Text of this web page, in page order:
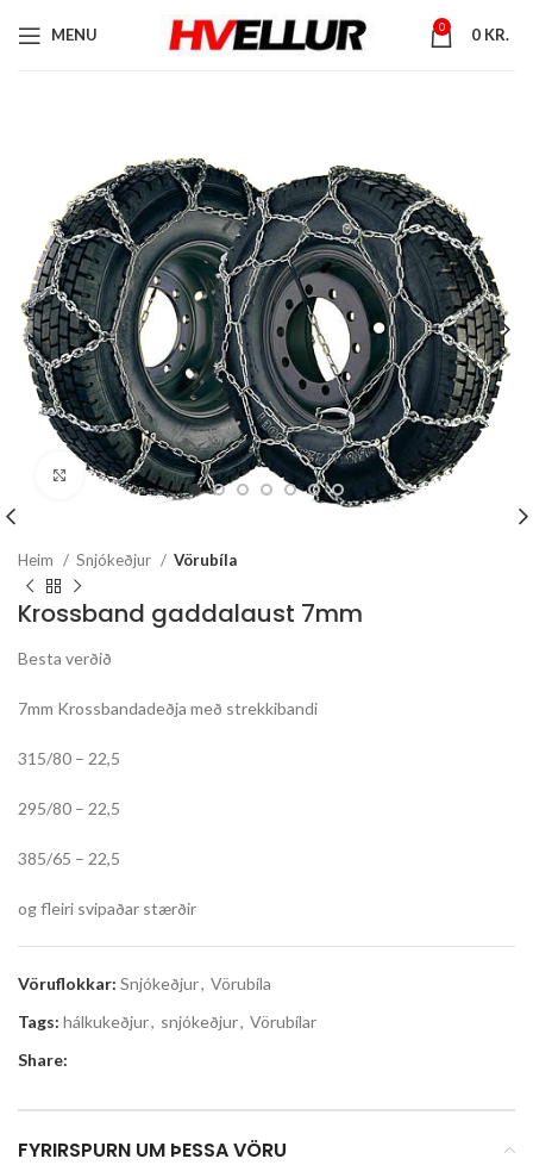
MENU 0 0 KR.
Stækka mynd
Heim Snjókeðjur Vörubíla
Krossband gaddalaust 7mm
Besta verðið
7mm Krossbandadeðja með strekkibandi
315/80 – 22,5
295/80 – 22,5
385/65 – 22,5
og fleiri svipaðar stærðir
Vöruflokkar: Snjókeðjur, Vörubíla
Tags: hálkukeðjur, snjókeðjur, Vörubílar
Share:
FYRIRSPURN UM ÞESSA VÖRU